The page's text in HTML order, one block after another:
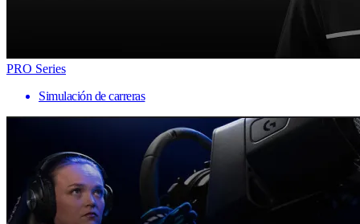
PRO Series
Simulación de carreras